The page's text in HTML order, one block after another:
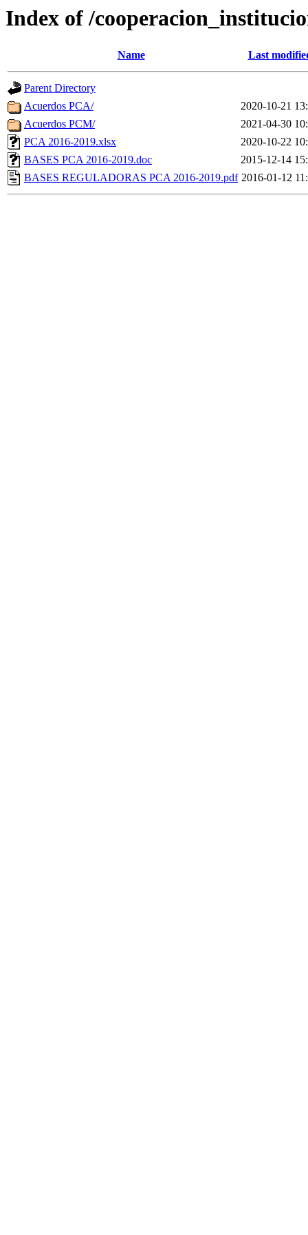
Index of /
Name Last
Parent Directory
Acuerdos PCA/
2020-10-21
Acuerdos PCM/
2021-04-30
PCA 2016-2019.xlsx
2020-10-22
BASES PCA 2016-2019.doc
2015-12-14
BASES REGULADORAS PCA 2016-2019.pdf 2016-01-12